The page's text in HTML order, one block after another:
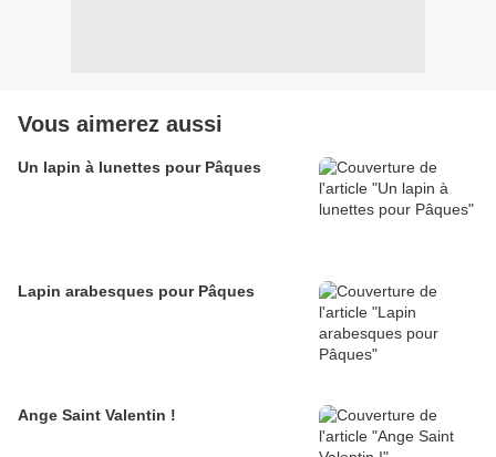
Vous aimerez aussi
Un lapin à lunettes pour Pâques
Lapin arabesques pour Pâques
Ange Saint Valentin !